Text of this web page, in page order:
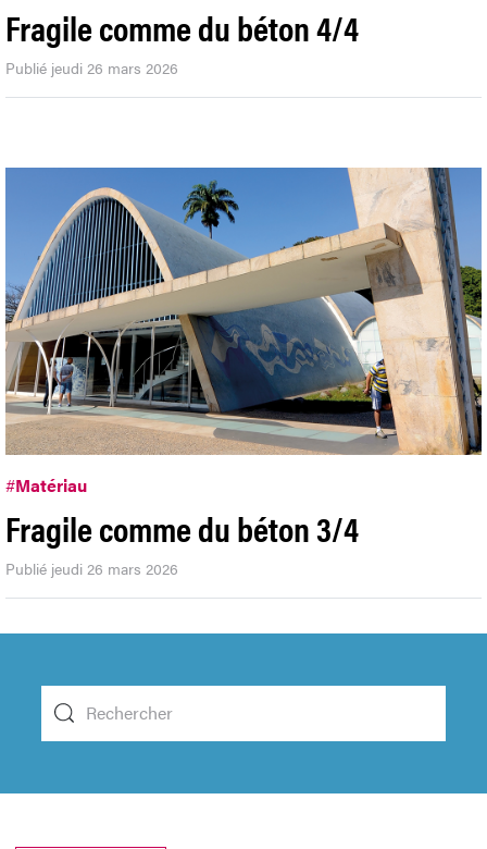
Fragile comme du béton 4/4
Publié jeudi 26 mars 2026
#Matériau
Fragile comme du béton 3/4
Publié jeudi 26 mars 2026